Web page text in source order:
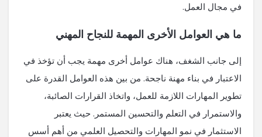
في مجال العمل.
ما هي العوامل الأخرى المهمة للنجاح المهني
إلى جانب الشغف، هناك عوامل أخرى مهمة يجب أن تؤخذ في
الاعتبار في بناء مهنة ناجحة. من بين هذه العوامل القدرة على
تطوير المهارات اللازمة للعمل، واتخاذ القرارات الصائبة،
والاستمرار في التعلم والتحسين المستمر. حيث يعتبر
الاستثمار في نمو المهارات والتحصيل العلمي من أهم أسس